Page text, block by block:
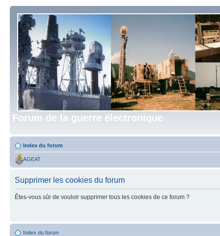
Forum de la guerre électronique
Index du forum
AGEAT
Supprimer les cookies du forum
Êtes-vous sûr de vouloir supprimer tous les cookies de ce forum ?
Index du forum